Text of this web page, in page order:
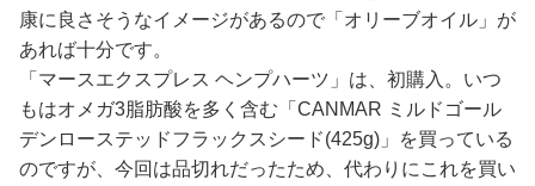
康に良さそうなイメージがあるので「オリーブオイル」が
あれば十分です。
「マースエクスプレス ヘンプハーツ」は、初購入。いつ
もはオメガ3脂肪酸を多く含む「CANMAR ミルドゴール
デンローステッドフラックスシード(425g)」を買っている
のですが、今回は品切れだったため、代わりにこれを買い